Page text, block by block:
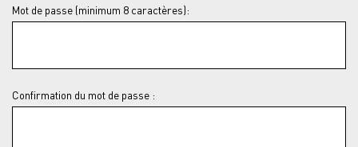
Mot de passe (minimum 8 caractères):
Confirmation du mot de passe :